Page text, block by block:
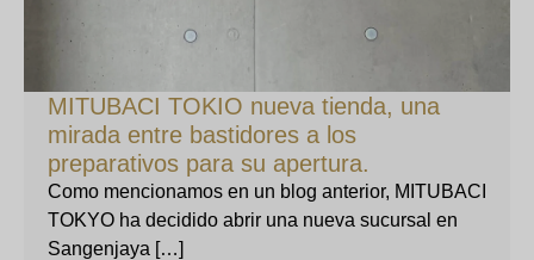
MITUBACI TOKIO nueva tienda, una
mirada entre bastidores a los
preparativos para su apertura.
Como mencionamos en un blog anterior, MITUBACI
TOKYO ha decidido abrir una nueva sucursal en
Sangenjaya […]